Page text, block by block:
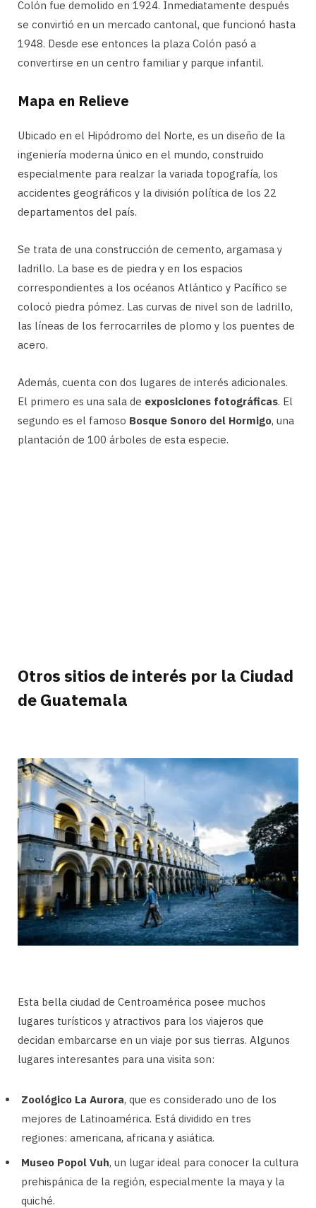
Colón fue demolido en 1924. Inmediatamente después
se convirtió en un mercado cantonal, que funcionó hasta
1948. Desde ese entonces la plaza Colón pasó a
convertirse en un centro familiar y parque infantil.
Mapa en Relieve
Ubicado en el Hipódromo del Norte, es un diseño de la
ingeniería moderna único en el mundo, construido
especialmente para realzar la variada topografía, los
accidentes geográficos y la división política de los 22
departamentos del país.
Se trata de una construcción de cemento, argamasa y
ladrillo. La base es de piedra y en los espacios
correspondientes a los océanos Atlántico y Pacífico se
colocó piedra pómez. Las curvas de nivel son de ladrillo,
las líneas de los ferrocarriles de plomo y los puentes de
acero.
Además, cuenta con dos lugares de interés adicionales.
El primero es una sala de exposiciones fotográficas. El
segundo es el famoso Bosque Sonoro del Hormigo, una
plantación de 100 árboles de esta especie.
Otros sitios de interés por la Ciudad
de Guatemala
Esta bella ciudad de Centroamérica posee muchos
lugares turísticos y atractivos para los viajeros que
decidan embarcarse en un viaje por sus tierras. Algunos
lugares interesantes para una visita son:
Zoológico La Aurora, que es considerado uno de los
mejores de Latinoamérica. Está dividido en tres
regiones: americana, africana y asiática.
Museo Popol Vuh, un lugar ideal para conocer la cultura
prehispánica de la región, especialmente la maya y la
quiché.